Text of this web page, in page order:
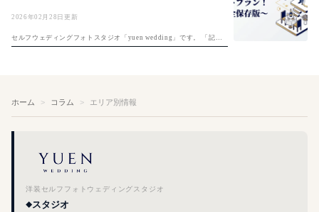
2026年02月28日更新
セルフウェディングフォトスタジオ「yuen wedding」です。 「記念
すべき夫婦1日目、何をしよう？」入籍日の決め方は「入籍日の決め
ホーム コラム エリア別情報
洋装セルフフォトウェディングスタジオ
スタジオ